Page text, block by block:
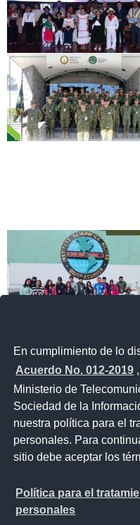
En cumplimiento de lo
Acuerdo No. 012-2019
Ministerio de
Sociedad de la
nuestra política para el
personales. Para
sitio debe aceptar los
Política para el
personales
Contacto
Portal
Sistema
QUITO: Seniergues E4-676 y
GUAYAQUIL: Av. Guillermo
COTOPAXI: Panamericana